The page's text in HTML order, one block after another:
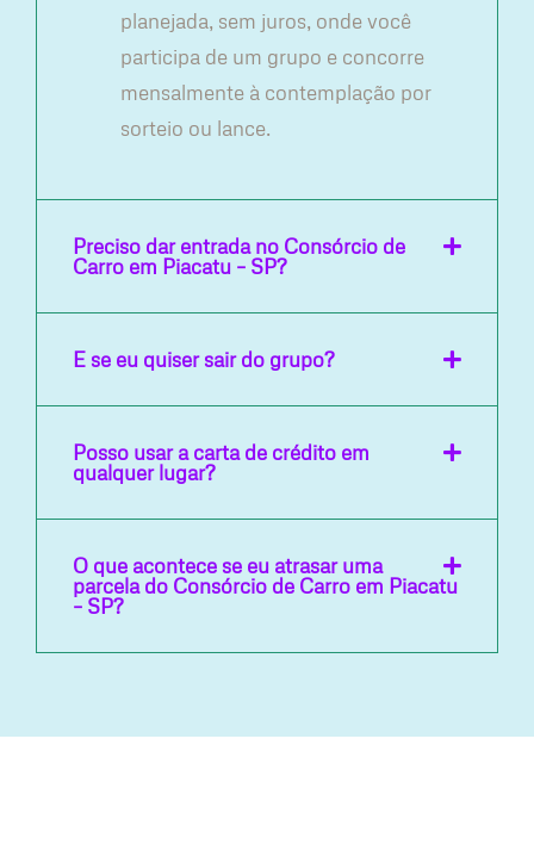
planejada, sem juros, onde você
participa de um grupo e concorre
mensalmente à contemplação por
sorteio ou lance.
Preciso dar entrada no Consórcio de
Carro em Piacatu – SP?
E se eu quiser sair do grupo?
Posso usar a carta de crédito em
qualquer lugar?
O que acontece se eu atrasar uma
parcela do Consórcio de Carro em Piacatu
– SP?